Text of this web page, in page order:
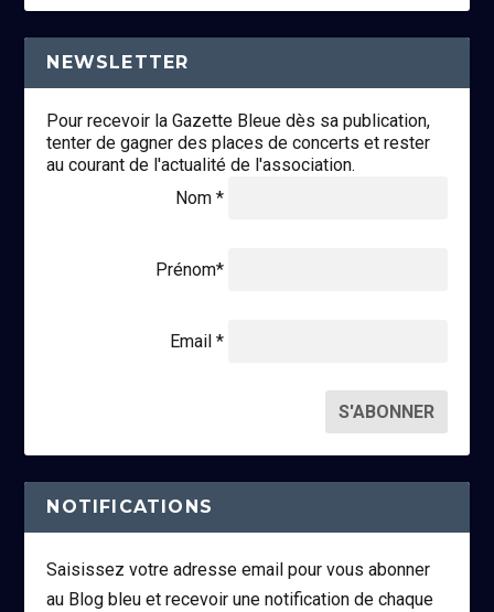
NEWSLETTER
Pour recevoir la Gazette Bleue dès sa publication,
tenter de gagner des places de concerts et rester
au courant de l'actualité de l'association.
Nom *
Prénom*
Email *
NOTIFICATIONS
Saisissez votre adresse email pour vous abonner
au Blog bleu et recevoir une notification de chaque